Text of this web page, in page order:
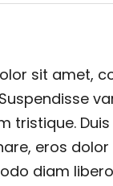
sit amet,
tristique.
eros
diam